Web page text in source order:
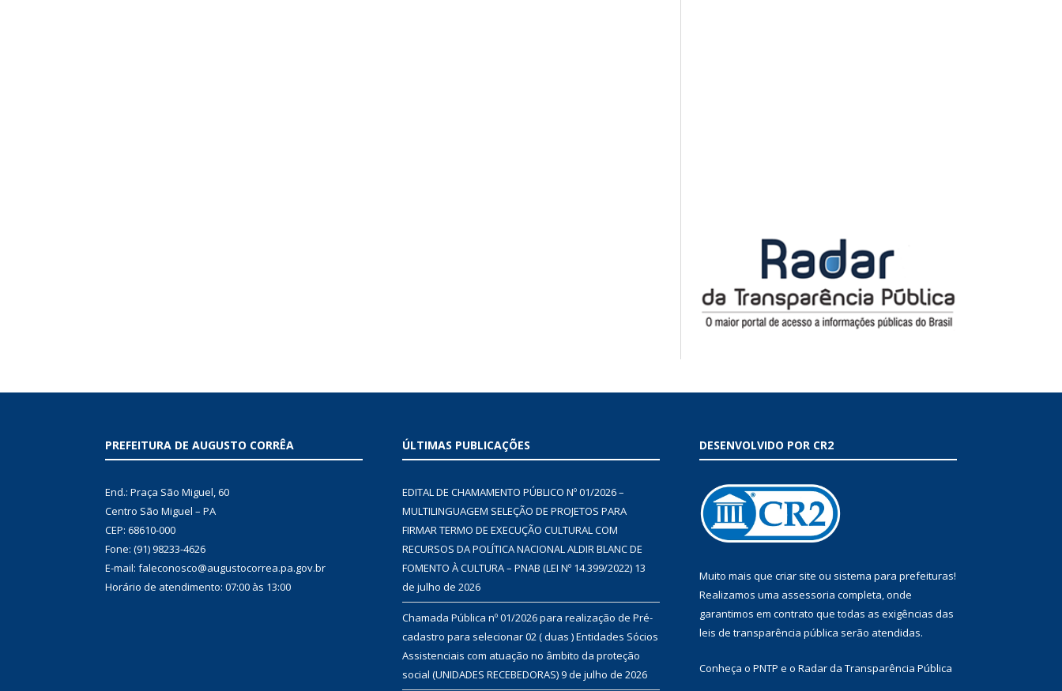
PREFEITURA DE AUGUSTO CORRÊA
End.: Praça São Miguel, 60
Centro São Miguel – PA
CEP: 68610-000
Fone: (91) 98233-4626
E-mail: faleconosco@augustocorrea.pa.gov.br
Horário de atendimento: 07:00 às 13:00
ÚLTIMAS PUBLICAÇÕES
EDITAL DE CHAMAMENTO PÚBLICO Nº 01/2026 –
MULTILINGUAGEM SELEÇÃO DE PROJETOS PARA
FIRMAR TERMO DE EXECUÇÃO CULTURAL COM
RECURSOS DA POLÍTICA NACIONAL ALDIR BLANC DE
FOMENTO À CULTURA – PNAB (LEI Nº 14.399/2022) 13
de julho de 2026
Chamada Pública nº 01/2026 para realização de Pré-
cadastro para selecionar 02 ( duas ) Entidades Sócios
Assistenciais com atuação no âmbito da proteção
social (UNIDADES RECEBEDORAS)9 de julho de 2026
DESENVOLVIDO POR CR2
Muito mais que criar site ou sistema para prefeituras!
Realizamos uma assessoria completa, onde
garantimos em contrato que todas as exigências das
leis de transparência pública serão atendidas.
Conheça o PNTP e o Radar da Transparência Pública